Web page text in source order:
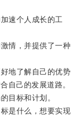
速个人成长的工
情，并提供了一种
地了解自己的优势
自己的发展道路。
目标和计划。
是什么，想要实现